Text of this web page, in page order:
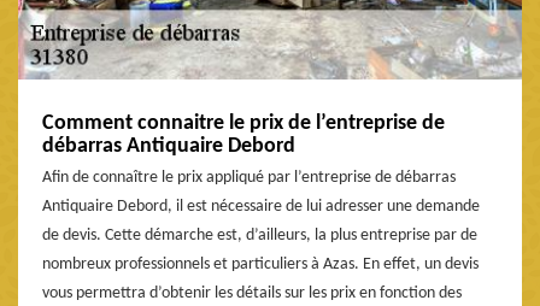
Comment connaitre le prix de l’entreprise de
débarras Antiquaire Debord
Afin de connaître le prix appliqué par l’entreprise de débarras
Antiquaire Debord, il est nécessaire de lui adresser une demande
de devis. Cette démarche est, d’ailleurs, la plus entreprise par de
nombreux professionnels et particuliers à Azas. En effet, un devis
vous permettra d’obtenir les détails sur les prix en fonction des